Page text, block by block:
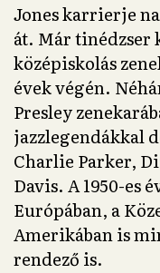
Jones karrierje
át. Már tinédzser
középiskolás
évek végén.
Presley
jazzlegendákkal
Charlie Parker,
Davis. A 1950-es
Európában, a
Amerikában is
rendező is.